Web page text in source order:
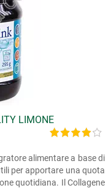
LIMONE
alimentare a base di
per apportare una quota
quotidiana. Il Collagene